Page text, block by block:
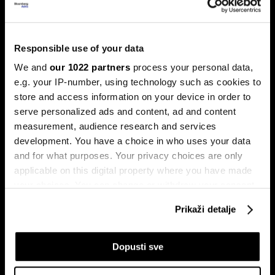
Responsible use of your data
We and our 1022 partners process your personal data,
e.g. your IP-number, using technology such as cookies to
store and access information on your device in order to
serve personalized ads and content, ad and content
measurement, audience research and services
development. You have a choice in who uses your data
and for what purposes. Your privacy choices are only
applicable on this digital property where you have made
If you allow, we would also like to:
Collect information about your geographical
Prikaži detalje
Dopusti sve
Trump protiv Castra: Meta postaje
porodice Castro
Sukob oko Kube je sukob oko tri četvrtine ekonomije pod
okriljem koncerna Gaesa.
Može li Donald Trump okončati
rat prije kraja mandata